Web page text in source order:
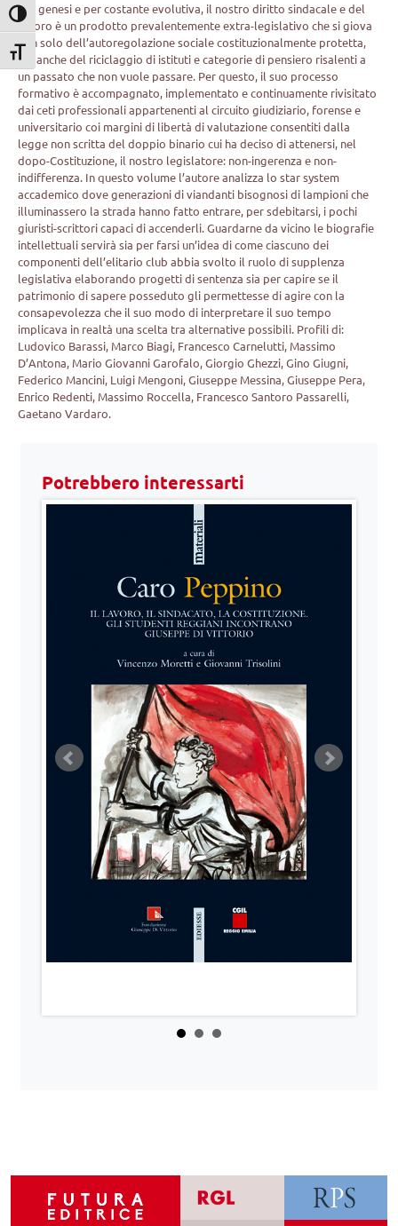
Attiva/disattiva alto contrasto
Attiva/disattiva dimensione testo
Per genesi e per costante evolutiva, il nostro diritto sindacale e del
lavoro è un prodotto prevalentemente extra-legislativo che si giova
non solo dell’autoregolazione sociale costituzionalmente protetta,
ma anche del riciclaggio di istituti e categorie di pensiero risalenti a
un passato che non vuole passare. Per questo, il suo processo
formativo è accompagnato, implementato e continuamente rivisitato
dai ceti professionali appartenenti al circuito giudiziario, forense e
universitario coi margini di libertà di valutazione consentiti dalla
legge non scritta del doppio binario cui ha deciso di attenersi, nel
dopo-Costituzione, il nostro legislatore: non-ingerenza e non-
indifferenza. In questo volume l’autore analizza lo star system
accademico dove generazioni di viandanti bisognosi di lampioni che
illuminassero la strada hanno fatto entrare, per sdebitarsi, i pochi
giuristi-scrittori capaci di accenderli. Guardarne da vicino le biografie
intellettuali servirà sia per farsi un’idea di come ciascuno dei
componenti dell’elitario club abbia svolto il ruolo di supplenza
legislativa elaborando progetti di sentenza sia per capire se il
patrimonio di sapere posseduto gli permettesse di agire con la
consapevolezza che il suo modo di interpretare il suo tempo
implicava in realtà una scelta tra alternative possibili. Profili di:
Ludovico Barassi, Marco Biagi, Francesco Carnelutti, Massimo
D’Antona, Mario Giovanni Garofalo, Giorgio Ghezzi, Gino Giugni,
Federico Mancini, Luigi Mengoni, Giuseppe Messina, Giuseppe Pera,
Enrico Redenti, Massimo Roccella, Francesco Santoro Passarelli,
Gaetano Vardaro.
Potrebbero interessarti